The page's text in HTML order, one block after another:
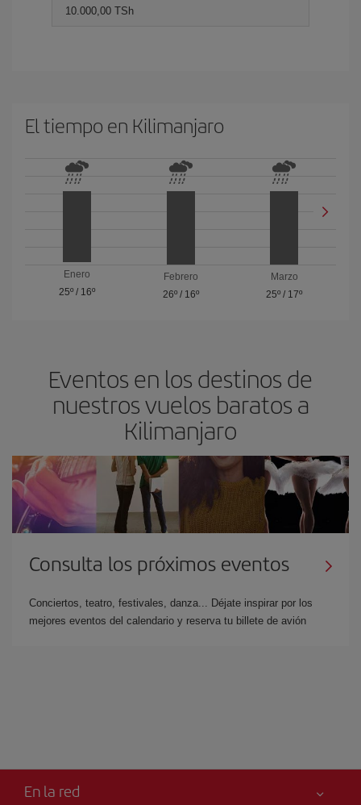
10.000,00 TSh
El tiempo en Kilimanjaro
Enero
25º/ 16º
Febrero
26º/ 16º
Marzo
25º / 17º
Eventos en los destinos de
nuestros vuelos baratos a
Kilimanjaro
Consulta los próximos eventos
Conciertos, teatro, festivales, danza... Déjate inspirar por los
mejores eventos del calendario y reserva tu billete de avión
En la red